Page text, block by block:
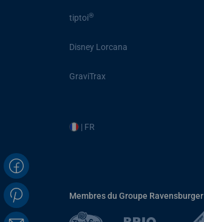
tiptoi®
Disney Lorcana
GraviTrax
| FR
Membres du Groupe Ravensburger